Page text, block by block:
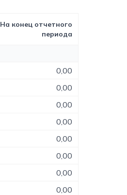
На конец отчетного
периода
0,00
0,00
0,00
0,00
0,00
0,00
0,00
0,00